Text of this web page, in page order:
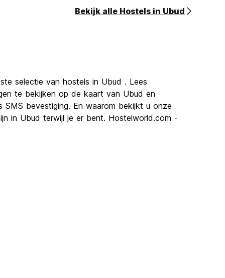
Bekijk alle Hostels in Ubud
selectie van hostels in Ubud . Lees
te bekijken op de kaart van Ubud en
SMS bevestiging. En waarom bekijkt u onze
in Ubud terwijl je er bent. Hostelworld.com -